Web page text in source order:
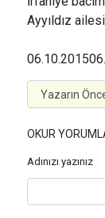
Ayyıldız
06.10.2015
OKUR
Adınızı yazınız